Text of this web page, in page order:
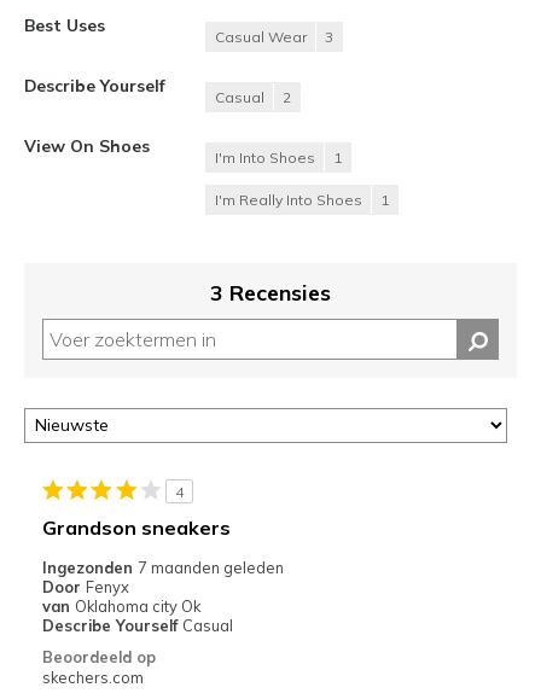
Best Uses
Casual Wear 3
Describe Yourself
Casual 2
View On Shoes
I'm Into Shoes 1
I'm Really Into Shoes 1
3 Recensies
4
Grandson sneakers
Ingezonden 7 maanden geleden
Door Fenyx
van Oklahoma city Ok
Describe Yourself Casual
Beoordeeld op
skechers.com